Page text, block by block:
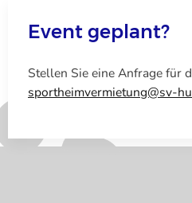
Event geplant?
Stellen Sie eine Anfrage für
sportheimvermietung@sv-